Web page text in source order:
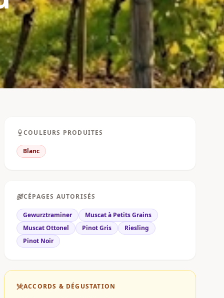
COULEURS PRODUITES
Blanc
CÉPAGES AUTORISÉS
Gewurztraminer
Muscat à Petits Grains
Muscat Ottonel
Pinot Gris
Riesling
Pinot Noir
ACCORDS & DÉGUSTATION